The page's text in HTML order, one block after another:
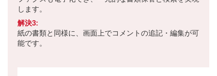
します。
解決3:
紙の書類と同様に、画面上でコメントの追記・編集が可
能です。